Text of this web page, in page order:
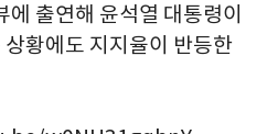
출연해 윤석열 대통령이
황에도 지지율이 반등한